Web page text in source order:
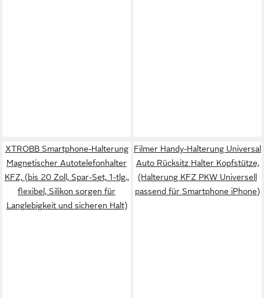
XTROBB Smartphone-Halterung
Magnetischer Autotelefonhalter
KFZ, (bis 20 Zoll, Spar-Set, 1-tlg.,
flexibel, Silikon sorgen für
Langlebigkeit und sicheren Halt)
Filmer Handy-Halterung Universal
Auto Rücksitz Halter Kopfstütze,
(Halterung KFZ PKW Universell
passend für Smartphone iPhone)